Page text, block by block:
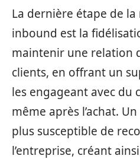
La dernière étape de
inbound est la
maintenir une relation
clients, en offrant un
les engageant avec du
même après l’achat.
plus susceptible de
l’entreprise, créant